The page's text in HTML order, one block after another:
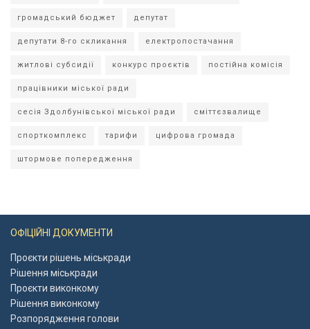
громадський бюджет депутат
депутати 8-го скликання електропостачання
житлові субсидії конкурс проєктів постійна комісія
працівники міської ради
сесія Здолбунівської міської ради сміттєзвалище
спорткомплекс тарифи цифрова громада
штормове попередження
ОФІЦІЙНІ ДОКУМЕНТИ
Проєкти рішень міськради
Рішення міськради
Проєкти виконкому
Рішення виконкому
Розпорядження голови